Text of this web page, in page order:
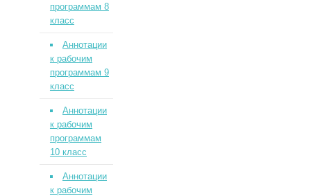
программам 8
класс
Аннотации
к рабочим
программам 9
класс
Аннотации
к рабочим
программам
10 класс
Аннотации
к рабочим